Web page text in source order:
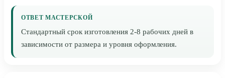
ОТВЕТ МАСТЕРСКОЙ
Стандартный срок изготовления 2-8 рабочих дней в
зависимости от размера и уровня оформления.